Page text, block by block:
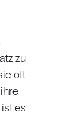
zu
oft
es